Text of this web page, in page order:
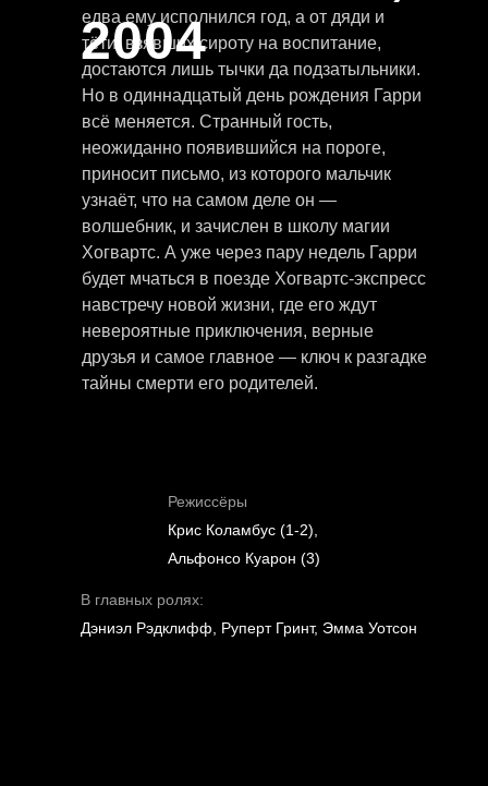
В главных ролях:
Дэниэл Рэдклифф, Руперт Гринт, Эмма Уотсон
Режиссёры
Крис Коламбус (1-2),
Альфонсо Куарон (3)
едва ему исполнился год, а от дяди и
тёти, взявших сироту на воспитание,
достаются лишь тычки да подзатыльники.
Но в одиннадцатый день рождения Гарри
всё меняется. Странный гость,
неожиданно появившийся на пороге,
приносит письмо, из которого мальчик
узнаёт, что на самом деле он —
волшебник, и зачислен в школу магии
Хогвартс. А уже через пару недель Гарри
будет мчаться в поезде Хогвартс-экспресс
навстречу новой жизни, где его ждут
невероятные приключения, верные
друзья и самое главное — ключ к разгадке
тайны смерти его родителей.
2004